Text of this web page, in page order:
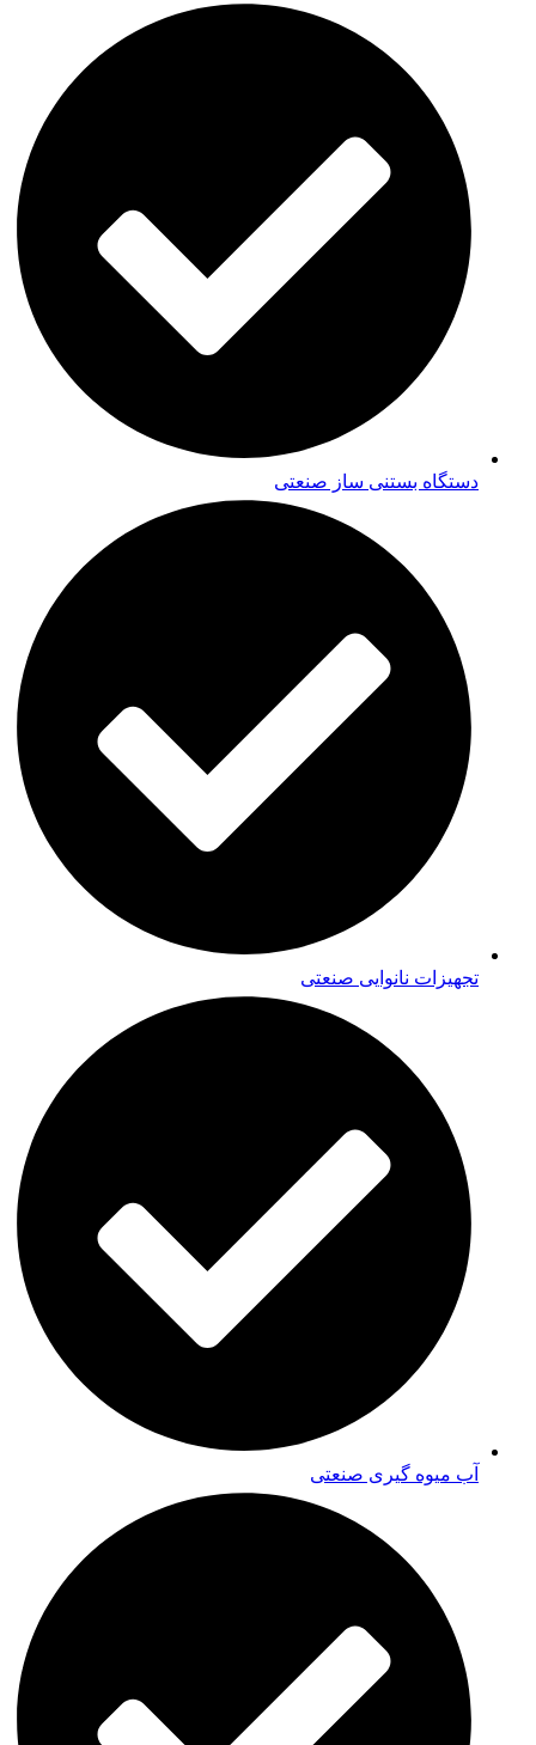
دستگاه بستنی ساز صنعتی
تجهیزات نانوایی صنعتی
آب میوه گیری صنعتی